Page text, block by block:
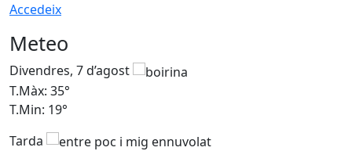
Accedeix
Meteo
Divendres, 7 d’agost
T.Màx: 35°
T.Min: 19°
Tarda